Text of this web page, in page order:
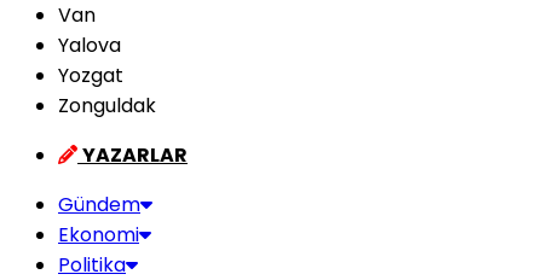
Van
Yalova
Yozgat
Zonguldak
YAZARLAR
Gündem
Ekonomi
Politika